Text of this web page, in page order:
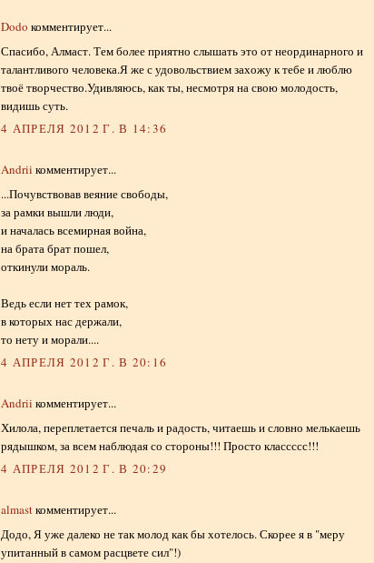
Dodo комментирует...
Спасибо, Алмаст. Тем более приятно слышать это от неординарного и
талантливого человека.Я же с удовольствием захожу к тебе и люблю
твоё творчество.Удивляюсь, как ты, несмотря на свою молодость,
видишь суть.
4 АПРЕЛЯ 2012 Г. В 14:36
Andrii комментирует...
...Почувствовав веяние свободы,
за рамки вышли люди,
и началась всемирная война,
на брата брат пошел,
откинули мораль.
Ведь если нет тех рамок,
в которых нас держали,
то нету и морали....
4 АПРЕЛЯ 2012 Г. В 20:16
Andrii комментирует...
Хилола, переплетается печаль и радость, читаешь и словно мелькаешь
рядышком, за всем наблюдая со стороны!!! Просто классссс!!!
4 АПРЕЛЯ 2012 Г. В 20:29
almastкомментирует...
Додо, Я уже далеко не так молод как бы хотелось. Скорее я в "меру
упитанный в самом расцвете сил"!)